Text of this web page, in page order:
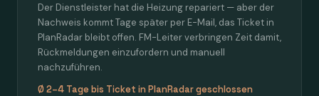
Der Dienstleister hat die Heizung repariert — aber der
Nachweis kommt Tage später per E-Mail, das Ticket in
PlanRadar bleibt offen. FM-Leiter verbringen Zeit damit,
Rückmeldungen einzufordern und manuell
nachzuführen.
Ø 2–4 Tage bis Ticket in PlanRadar geschlossen